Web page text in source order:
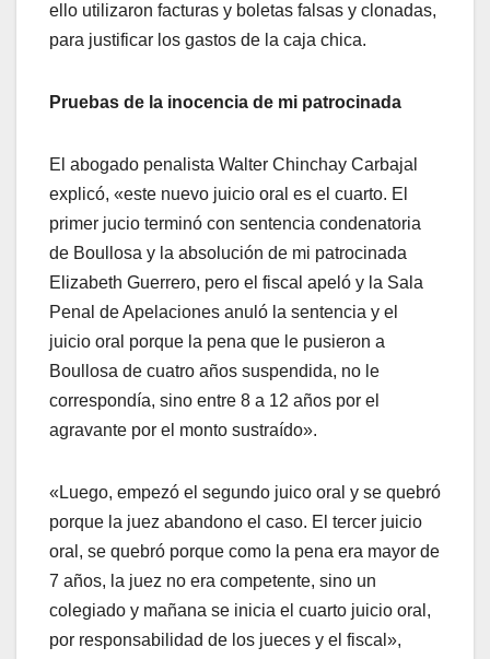
ello utilizaron facturas y boletas falsas y clonadas,
para justificar los gastos de la caja chica.
Pruebas de la inocencia de mi patrocinada
El abogado penalista Walter Chinchay Carbajal
explicó, «este nuevo juicio oral es el cuarto. El
primer jucio terminó con sentencia condenatoria
de Boullosa y la absolución de mi patrocinada
Elizabeth Guerrero, pero el fiscal apeló y la Sala
Penal de Apelaciones anuló la sentencia y el
juicio oral porque la pena que le pusieron a
Boullosa de cuatro años suspendida, no le
correspondía, sino entre 8 a 12 años por el
agravante por el monto sustraído».
«Luego, empezó el segundo juico oral y se quebró
porque la juez abandono el caso. El tercer juicio
oral, se quebró porque como la pena era mayor de
7 años, la juez no era competente, sino un
colegiado y mañana se inicia el cuarto juicio oral,
por responsabilidad de los jueces y el fiscal»,